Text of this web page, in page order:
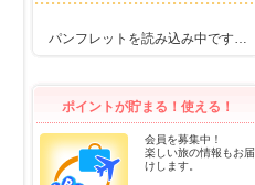
パンフレットを読み込み中です…
ポイントが貯まる！使える！
会員を募集中！
楽しい旅の情報もお届
けします。